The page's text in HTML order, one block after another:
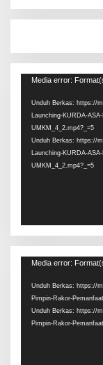
Pemutar
Media error:
Unduh Berkas: https://
Launching-KURDA-
UMKM_4_2.mp4?_=5
Unduh Berkas: https://
Launching-KURDA-
UMKM_4_2.mp4?_=5
Pemutar
Media error:
Unduh Berkas: https://
Pimpin-Rakor-
Unduh Berkas: https://
Pimpin-Rakor-